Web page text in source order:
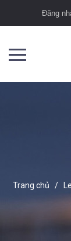
Đăng
Trang chủ /